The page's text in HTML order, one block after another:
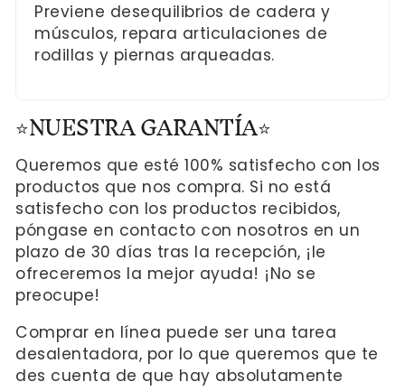
Previene desequilibrios de cadera y
músculos, repara articulaciones de
rodillas y piernas arqueadas.
⭐NUESTRA GARANTÍA⭐
Queremos que esté 100% satisfecho con los
productos que nos compra. Si no está
satisfecho con los productos recibidos,
póngase en contacto con nosotros en un
plazo de 30 días tras la recepción, ¡le
ofreceremos la mejor ayuda! ¡No se
preocupe!
Comprar en línea puede ser una tarea
desalentadora, por lo que queremos que te
des cuenta de que hay absolutamente